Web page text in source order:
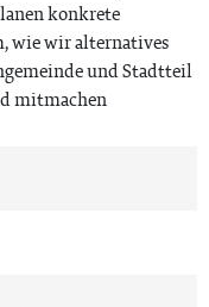
konkrete
wie wir alternatives
und Stadtteil
mitmachen